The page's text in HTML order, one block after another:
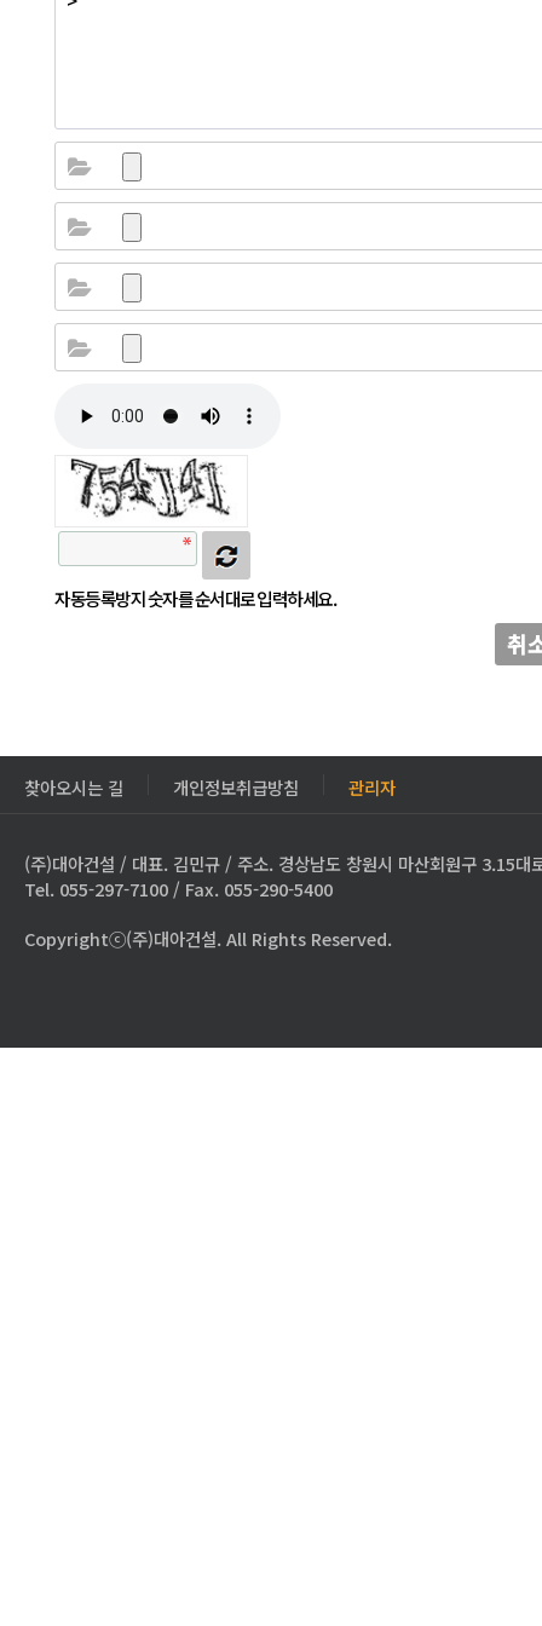
자동등록방지 숫자를 순서대로 입력하세요.
취
찾아오시는 길 개인정보취급방침 관리자
(주)대아건설 / 대표. 김민규 / 주소. 경상남도 창원시 마산회원구 3.15대
Tel. 055-297-7100 / Fax. 055-290-5400
Copyrightⓒ(주)대아건설. All Rights Reserved.